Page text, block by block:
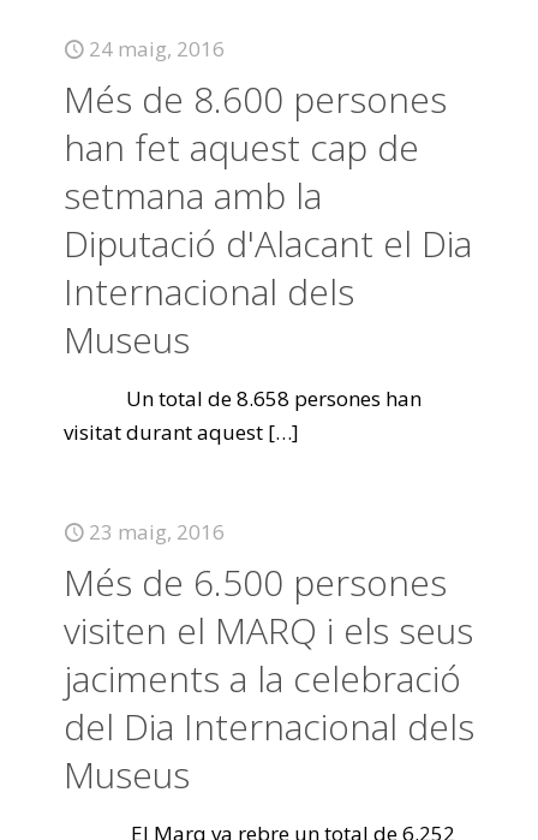
24 maig, 2016
Més de 8.600 persones
han fet aquest cap de
setmana amb la
Diputació d'Alacant el Dia
Internacional dels
Museus
Un total de 8.658 persones han
visitat durant aquest […]
23 maig, 2016
Més de 6.500 persones
visiten el MARQ i els seus
jaciments a la celebració
del Dia Internacional dels
Museus
El Marq va rebre un total de 6.252